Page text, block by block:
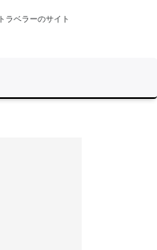
ラベラーのサイト